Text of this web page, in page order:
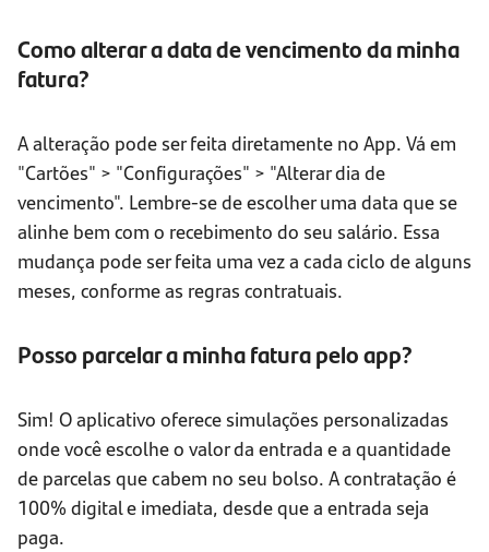
Como alterar a data de vencimento da minha
fatura?
A alteração pode ser feita diretamente no App. Vá em
"Cartões" > "Configurações" > "Alterar dia de
vencimento". Lembre-se de escolher uma data que se
alinhe bem com o recebimento do seu salário. Essa
mudança pode ser feita uma vez a cada ciclo de alguns
meses, conforme as regras contratuais.
Posso parcelar a minha fatura pelo app?
Sim! O aplicativo oferece simulações personalizadas
onde você escolhe o valor da entrada e a quantidade
de parcelas que cabem no seu bolso. A contratação é
100% digital e imediata, desde que a entrada seja
paga.